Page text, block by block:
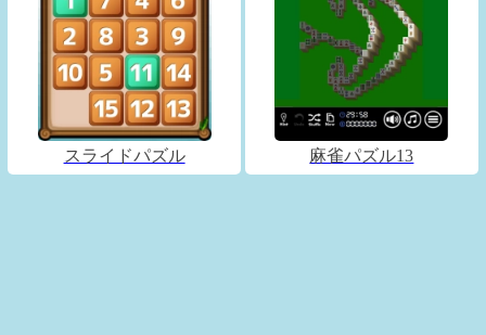
スライドパズル 麻雀パズル13